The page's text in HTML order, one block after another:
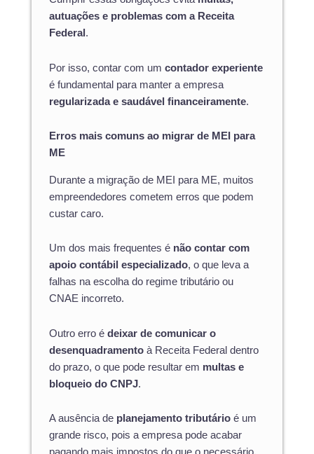
autuações e problemas com a Receita
Federal .
Por isso, contar com um contador experiente
é fundamental para manter a empresa
regularizada e saudável financeiramente.
Erros mais comuns ao migrar de MEI para
ME
Durante a migração de MEI para ME, muitos
empreendedores cometem erros que podem
custar caro.
Um dos mais frequentes é não contar com
apoio contábil especializado, o que leva a
falhas na escolha do regime tributário ou
CNAE incorreto.
Outro erro é deixar de comunicar o
desenquadramento à Receita Federal dentro
do prazo, o que pode resultar em multas e
bloqueio do CNPJ.
A ausência de planejamento tributário é um
grande risco, pois a empresa pode acabar